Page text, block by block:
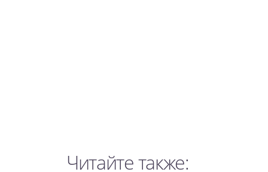
Читайте также: